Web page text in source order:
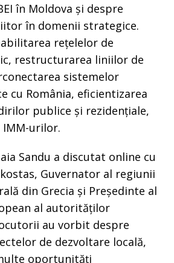
în Moldova și despre
în domenii strategice.
rețelelor de
restructurarea liniilor de
sistemelor
cu România, eficientizarea
publice și rezidențiale,
urilor.
Sandu a discutat online cu
Guvernator al regiunii
din Grecia și Președinte al
al autorităților
au vorbit despre
de dezvoltare locală,
oportunități